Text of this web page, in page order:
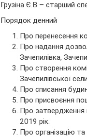
Грузіна Є.В – старший
Порядок денний
Про перенесення
Про надання
Зачепилівка,
Про створення
Зачепилівської
Про списання
Про присвоєння
Про затвердження
2019 рік.
Про організацію